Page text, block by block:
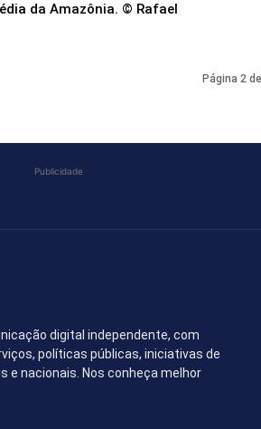
da Amazônia. © Rafael
Página 2
Publicidade
digital independente, com
políticas públicas, iniciativas de
nacionais. Nos conheça melhor